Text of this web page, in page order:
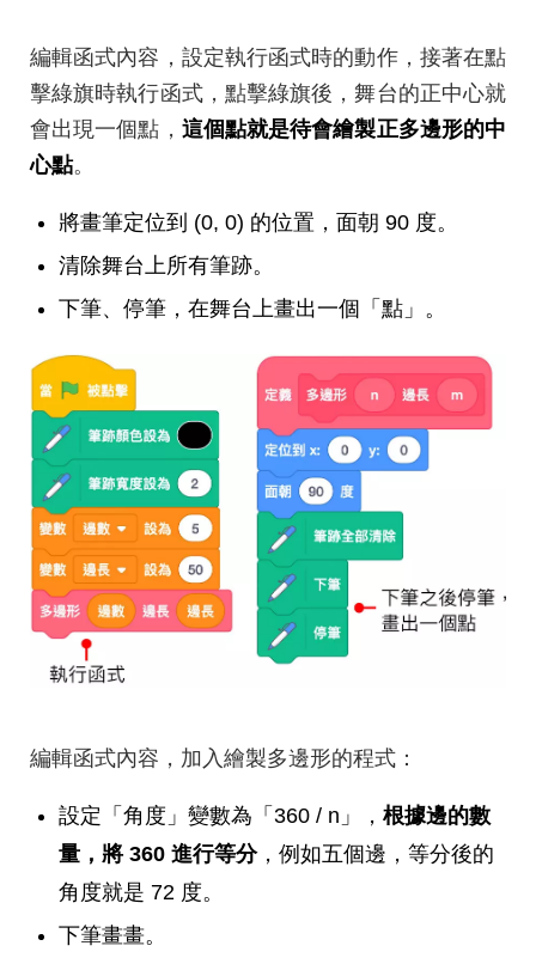
編輯函式內容，設定執行函式時的動作，接著在點
擊綠旗時執行函式，點擊綠旗後，舞台的正中心就
會出現一個點， 這個點就是待會繪製正多邊形的中
心點。
將畫筆定位到 (0, 0) 的位置，面朝 90 度。
清除舞台上所有筆跡。
下筆、停筆，在舞台上畫出一個「點」。
編輯函式內容，加入繪製多邊形的程式：
設定「角度」變數為「360 / n」， 根據邊的數
量，將 360 進行等分，例如五個邊，等分後的
角度就是 72 度。
下筆畫畫。